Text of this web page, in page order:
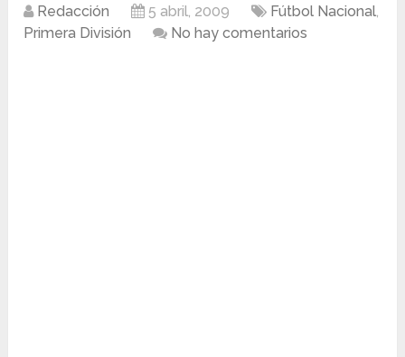
Redacción 5 abril, 2009 Fútbol Nacional,
Primera División
No hay comentarios